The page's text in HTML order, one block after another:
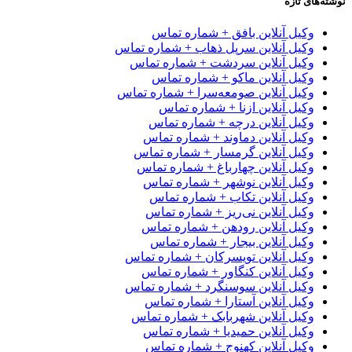
وکیل آنلاین بافق + شماره تماس
وکیل آنلاین سرپل ذهاب + شماره تماس
وکیل آنلاین سردشت + شماره تماس
وکیل آنلاین ماکو + شماره تماس
وکیل آنلاین صومعه‌سرا + شماره تماس
وکیل آنلاین ازنا + شماره تماس
وکیل آنلاین درچه + شماره تماس
وکیل آنلاین دماوند + شماره تماس
وکیل آنلاین گرمسار + شماره تماس
وکیل آنلاین چهارباغ + شماره تماس
وکیل آنلاین نوشهر + شماره تماس
وکیل آنلاین تکاب + شماره تماس
وکیل آنلاین نی‌ریز + شماره تماس
وکیل آنلاین رودهن + شماره تماس
وکیل آنلاین بیجار + شماره تماس
وکیل آنلاین تویسرکان + شماره تماس
وکیل آنلاین کنگاور + شماره تماس
وکیل آنلاین سوسنگرد + شماره تماس
وکیل آنلاین آستارا + شماره تماس
وکیل آنلاین شهربابک + شماره تماس
وکیل آنلاین حمیدیا + شماره تماس
وکیل آنلاین کهنوج + شماره تماس